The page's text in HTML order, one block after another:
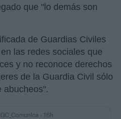
que "lo demás son
de Guardias Civiles
las redes sociales que
y no reconoce derechos
de la Guardia Civil sólo
abucheos".